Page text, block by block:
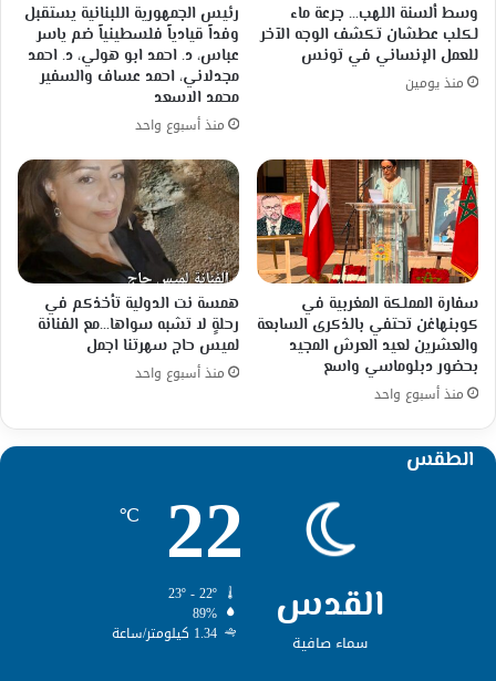
وسط ألسنة اللهب… جرعة ماء
لكلب عطشان تكشف الوجه الآخر
للعمل الإنساني في تونس
منذ يومين
رئيس الجمهورية اللبنانية يستقبل
وفداً قيادياً فلسطينياً ضم ياسر
عباس، د. احمد ابو هولي، د. احمد
مجدلاني، احمد عساف والسفير
محمد الاسعد
منذ أسبوع واحد
سفارة المملكة المغربية في
كوبنهاغن تحتفي بالذكرى السابعة
والعشرين لعيد العرش المجيد
بحضور دبلوماسي واسع
منذ أسبوع واحد
همسة نت الدولية تأخذكم في
رحلةٍ لا تشبه سواها…مع الفنانة
لميس حاج سهرتنا اجمل
منذ أسبوع واحد
الطقس
القدس
سماء صافية
22
℃
89%
1.34 كيلومتر/ساعة